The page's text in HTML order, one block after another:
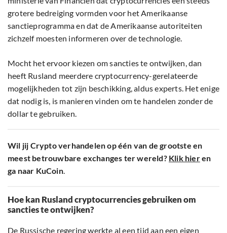
grotere bedreiging vormden voor het Amerikaanse
sanctieprogramma en dat de Amerikaanse autoriteiten
zichzelf moesten informeren over de technologie.
Mocht het ervoor kiezen om sancties te ontwijken, dan
heeft Rusland meerdere cryptocurrency-gerelateerde
mogelijkheden tot zijn beschikking, aldus experts. Het enige
dat nodig is, is manieren vinden om te handelen zonder de
dollar te gebruiken.
Wil jij Crypto verhandelen op één van de grootste en
meest betrouwbare exchanges ter wereld? Klik hieren
ga naar KuCoin.
Hoe kan Rusland cryptocurrencies gebruiken om
sancties te ontwijken?
De Russische regering werkte al een tijd aan een eigen